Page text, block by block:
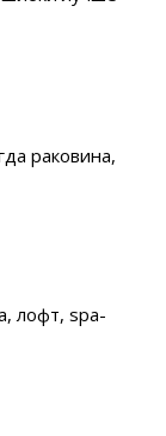
раковина,
лофт, spa-